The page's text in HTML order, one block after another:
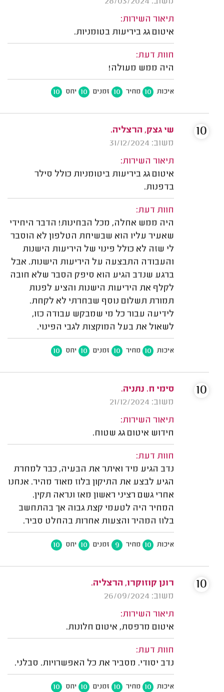
תיאור השירות:
איטום גג ביריעות בטומניות.
חוות דעת:
היה ממש מעולה!
איכות 10 מחיר 10 זמנים 10 יחס 10
שי גצק, הרצליה.
משוב: 31/12/2024
תיאור השירות:
איטום גג ביריעות ביטומניות כולל סילר
בדפנות.
חוות דעת:
היה ממש אחלה, מכל הבחינות! הדבר היחידי
שאעיר עליו הוא שבשיחת הטלפון לא הוסבר
לי שזה לא כולל פינוי של היריעות הישנות
והעבודה התבצעה על היריעות הישנות. אבל
ברגע שנדב הגיע הוא סיפק הסבר שלא חובה
לקלף את היריעות הישנות והציע לפנות
תמורת תשלום נוסף שבחרתי לא לקחת.
לידיעה עבור כל מי שמבקש עבודה כזו,
לשאול את בעל המוקצות לגבי הפינוי.
איכות 10 מחיר 10 זמנים 10 יחס 10
10
סימי ח. נתניה.
משוב: 21/12/2024
תיאור השירות:
חידוש איטום גג שטוח.
חוות דעת:
נדב הגיע מיד ואיתר את הבעיה, כבר למחרת
הגיע לבצע את התיקון בלוז מאוד מהיר. אנחנו
אחרי גשם רציני ראשון מאז ונראה תקין.
המחיר היה לטעמי קצת גבוה אך בהתחשב
בלוז המהיר והצעות אחרות בהחלט סביר.
איכות 10 מחיר 9 זמנים 10 יחס 10
10
רונן קוזוקרו, הרצליה.
משוב: 26/09/2024
תיאור השירות:
איטום מרפסת, איטום חלונות.
חוות דעת:
נדב יסודי. מסביר את כל האפשרויות. סבלני.
איכות 10 מחיר 10 זמנים 10 יחס 10
10